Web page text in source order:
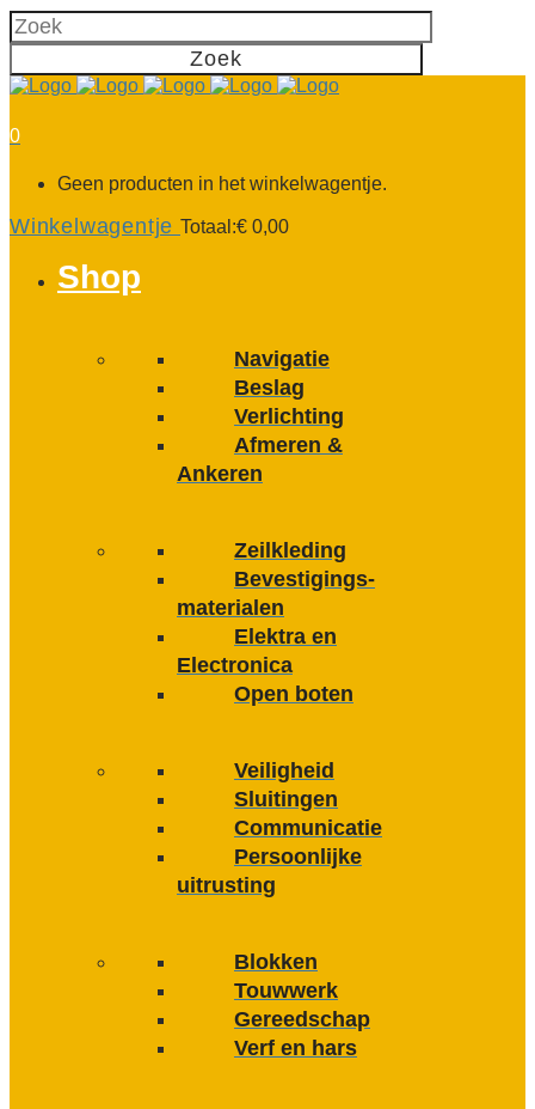
0
Geen producten in het winkelwagentje.
Winkelwagentje Totaal:€ 0,00
Shop
Navigatie
Beslag
Verlichting
Afmeren &
Ankeren
Zeilkleding
Bevestigings­­
materialen
Elektra en
Electronica
Open boten
Veiligheid
Sluitingen
Communicatie
Persoonlijke
uitrusting
Blokken
Touwwerk
Gereedschap
Verf en hars